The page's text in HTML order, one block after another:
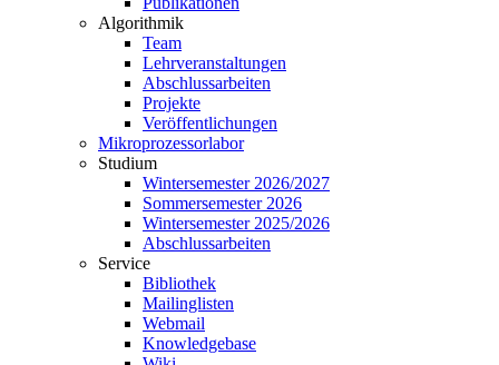
Algorithmik
Team
Lehrveranstaltungen
Abschlussarbeiten
Projekte
Veröffentlichungen
Mikroprozessorlabor
Studium
Wintersemester 2026/2027
Sommersemester 2026
Wintersemester 2025/2026
Abschlussarbeiten
Service
Bibliothek
Mailinglisten
Webmail
Knowledgebase